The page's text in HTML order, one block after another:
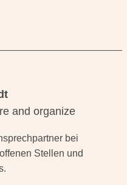
and organize
bei
Stellen und